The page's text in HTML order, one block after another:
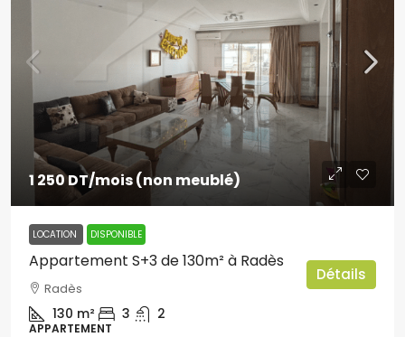
1 250 DT/mois (non meublé)
LOCATION DISPONIBLE
Appartement S+3 de 130m² à Radès
Radès
130 m² 3 2
APPARTEMENT
Détails